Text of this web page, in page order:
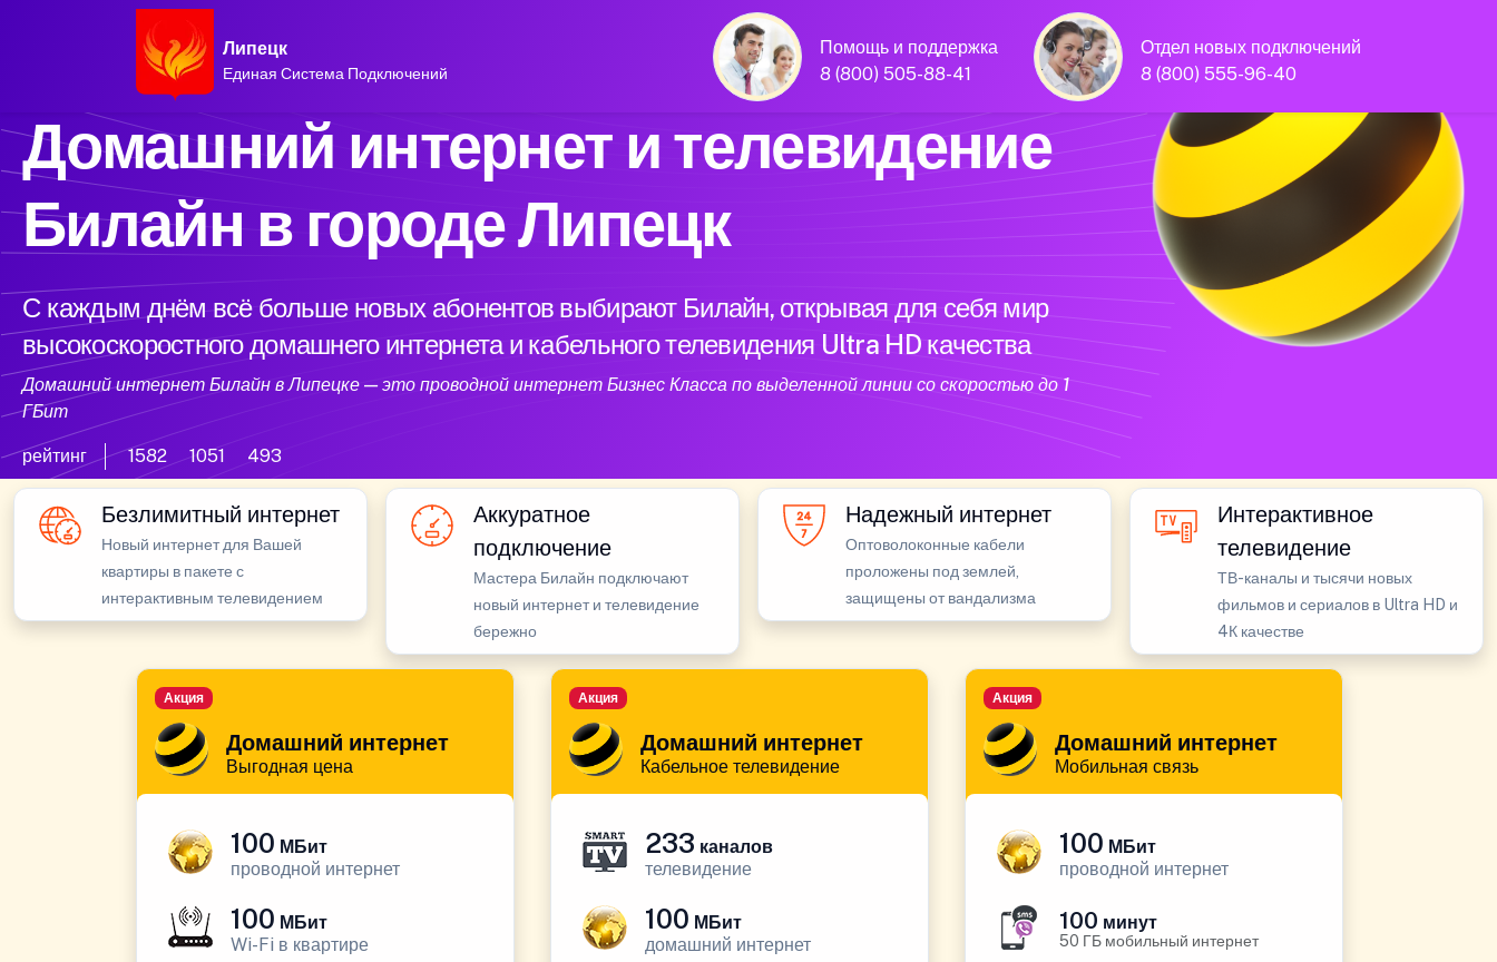
Липецк
Единая Система Подключений
Помощь и поддержка
8 (800) 505-88-41
Отдел новых подключений
8 (800) 555-96-40
Домашний интернет и телевидение
Билайн в городе Липецк
С каждым днём всё больше новых абонентов выбирают Билайн, открывая для себя мир
высокоскоростного домашнего интернета и кабельного телевидения Ultra HD качества
Домашний интернет Билайн в Липецке — это проводной интернет Бизнес Класса по выделенной линии со скоростью до 1
ГБит
рейтинг 1582 1051 493
Безлимитный интернет
Новый интернет для Вашей
квартиры в пакете с
интерактивным телевидением
Аккуратное
подключение
Мастера Билайн подключают
новый интернет и телевидение
бережно
Надежный интернет
Оптоволоконные кабели
проложены под землей,
защищены от вандализма
Интерактивное
телевидение
ТВ-каналы и тысячи новых
фильмов и сериалов в Ultra HD и
4К качестве
Домашний интернет
Выгодная цена
Акция
100 МБит
проводной интернет
100 МБит
Wi-Fi в квартире
Домашний интернет
Кабельное телевидение
Акция
233 каналов
телевидение
100 МБит
домашний интернет
Домашний интернет
Мобильная связь
Акция
100 МБит
проводной интернет
100 минут
50 ГБ мобильный интернет